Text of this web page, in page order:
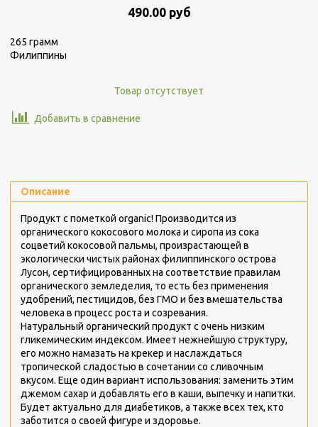
490.00 руб
265 грамм
Филиппины
Товар отсутствует
Добавить в сравнение
Описание
Продукт с пометкой organic! Производится из
органического кокосового молока и сиропа из сока
соцветий кокосовой пальмы, произрастающей в
экологически чистых районах филиппинского острова
Лусон, сертифицированных на соответствие правилам
органического земледелия, то есть без применения
удобрений, пестицидов, без ГМО и без вмешательства
человека в процесс роста и созревания.
Натуральный органический продукт с очень низким
гликемическим индексом. Имеет нежнейшую структуру,
его можно намазать на крекер и наслаждаться
тропической сладостью в сочетании со сливочным
вкусом. Еще один вариант использования: заменить этим
джемом сахар и добавлять его в каши, выпечку и напитки.
Будет актуально для диабетиков, а также всех тех, кто
заботится о своей фигуре и здоровье.